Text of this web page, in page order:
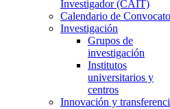
Investigador (CAIT)
Calendario de
Investigación
Grupos de
investigación
Institutos
universitarios y
centros
Innovación y